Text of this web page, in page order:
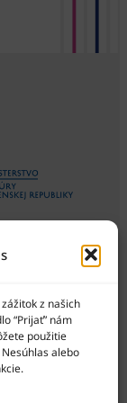
z našich
“Prijať” nám
použitie
alebo
centrum
SR